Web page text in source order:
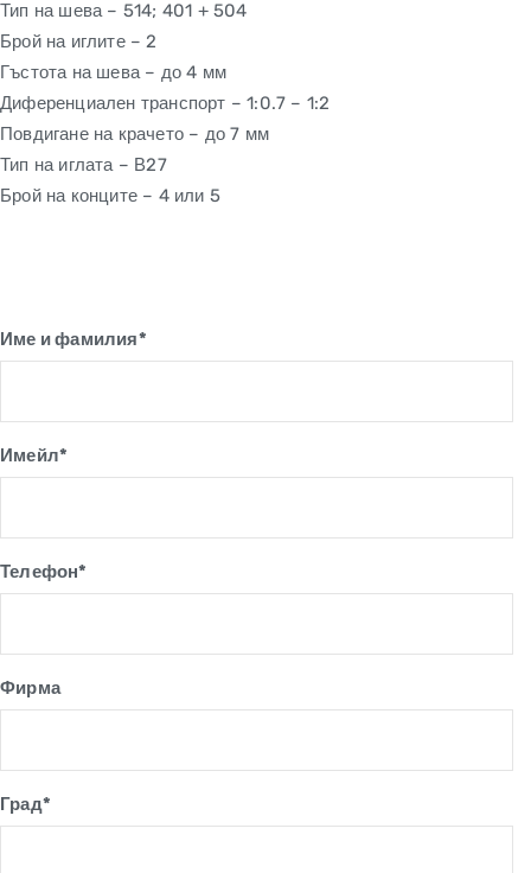
Тип на шева – 514; 401 + 504
Брой на иглите – 2
Гъстота на шева – до 4 мм
Диференциален транспорт – 1:0.7 – 1:2
Повдигане на крачето – до 7 мм
Тип на иглата – В27
Брой на конците – 4 или 5
Име и фамилия*
Имейл*
Телефон*
Фирма
Град*